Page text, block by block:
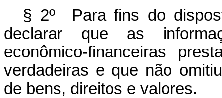
§ 2º Para fins do
declarar que as
econômico-financeiras
verdadeiras e que não
de bens, direitos e valores.